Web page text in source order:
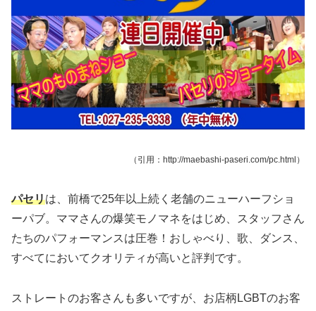
（引用：http://maebashi-paseri.com/pc.html）
パセリは、前橋で25年以上続く老舗のニューハーフショ
ーパブ。ママさんの爆笑モノマネをはじめ、スタッフさん
たちのパフォーマンスは圧巻！おしゃべり、歌、ダンス、
すべてにおいてクオリティが高いと評判です。
ストレートのお客さんも多いですが、お店柄LGBTのお客